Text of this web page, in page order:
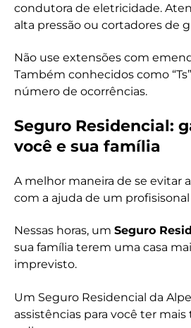
condutora de eletricidade.
alta pressão ou cortadores de
Não use extensões com
Também conhecidos como
número de ocorrências.
Seguro Residencial:
você e sua família
A melhor maneira de se evitar
com a ajuda de um
Nessas horas, um Seguro
sua família terem uma casa
imprevisto.
Um Seguro Residencial da
assistências para você ter